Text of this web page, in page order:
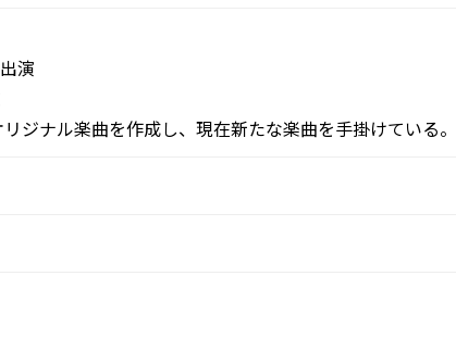
演
ジナル楽曲を作成し、現在新たな楽曲を手掛けている。